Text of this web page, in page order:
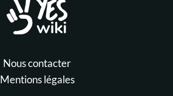
Nous contacter
Mentions légales